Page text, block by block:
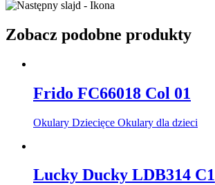
Zobacz podobne produkty
Frido FC66018 Col 01
Okulary Dziecięce Okulary dla dzieci
Lucky Ducky LDB314 C1